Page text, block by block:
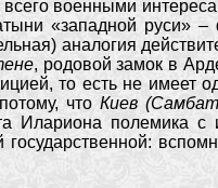
военными
«западной руси»
аналогия
, родовой замок в
то есть не имеет
чтоКиев
Илариона полемика